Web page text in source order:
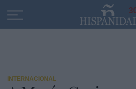
INTERNACIONAL